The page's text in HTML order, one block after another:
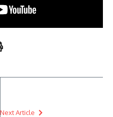
Next Article